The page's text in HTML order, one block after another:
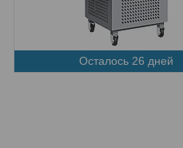
Осталось 26 дней